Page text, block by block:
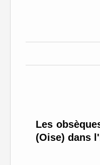
Les
(Oise) dans